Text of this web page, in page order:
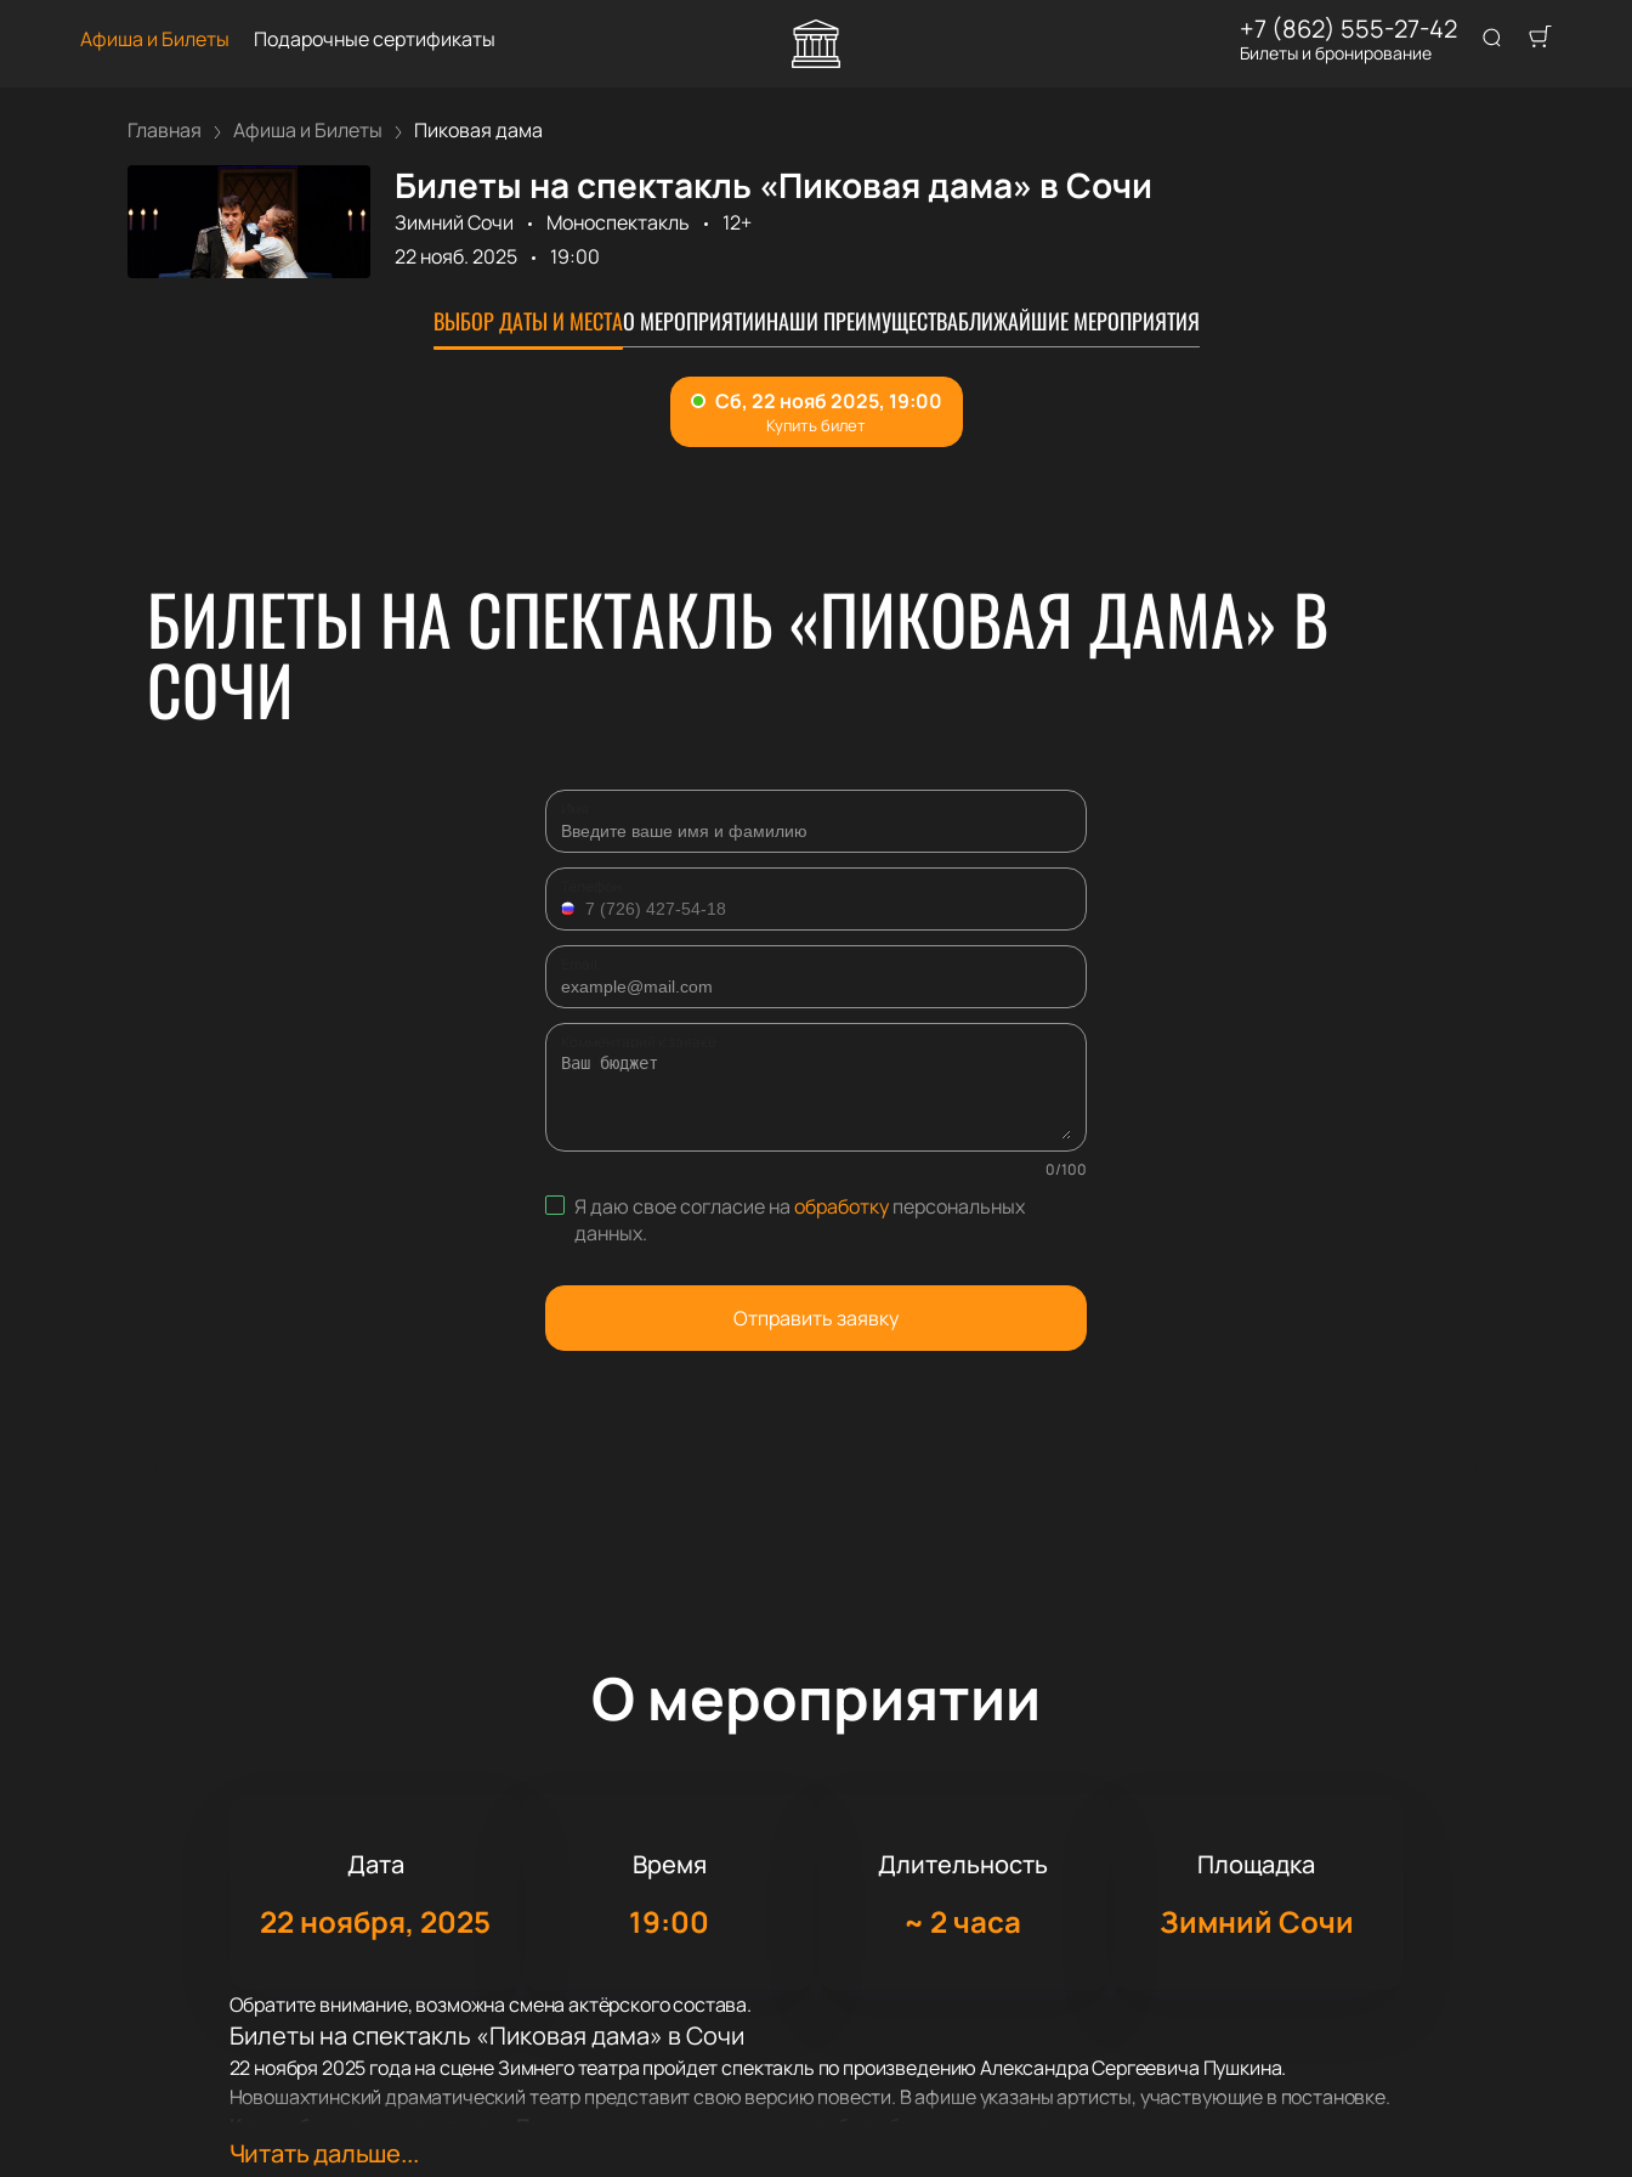
Афиша и Билеты Подарочные сертификаты +7 (862) 555-27-42
Билеты и бронирование
Главная Афиша и Билеты Пиковая дама
Билеты на спектакль «Пиковая дама» в Сочи
Зимний Сочи Моноспектакль
12+
22 нояб. 2025
19:00
ВЫБОР ДАТЫ И МЕСТАО МЕРОПРИЯТИИНАШИ ПРЕИМУЩЕСТВАБЛИЖАЙШИЕ МЕРОПРИЯТИЯ
БИЛЕТЫ НА СПЕКТАКЛЬ «ПИКОВАЯ ДАМА» В
СОЧИ
0/100
Я даю свое согласие наобработкуперсональных
данных.
Отправить заявку
О мероприятии
Дата
22 ноября, 2025
Время
19:00
Длительность
~ 2 часа
Площадка
Зимний Сочи
Обратите внимание, возможна смена актёрского состава.
Билеты на спектакль «Пиковая дама» в Сочи
22 ноября 2025 года на сцене Зимнего театра пройдет спектакль по произведению Александра Сергеевича Пушкина.
Новошахтинский драматический театр представит свою версию повести. В афише указаны артисты, участвующие в постановке.
Сюжет
Читать дальше...